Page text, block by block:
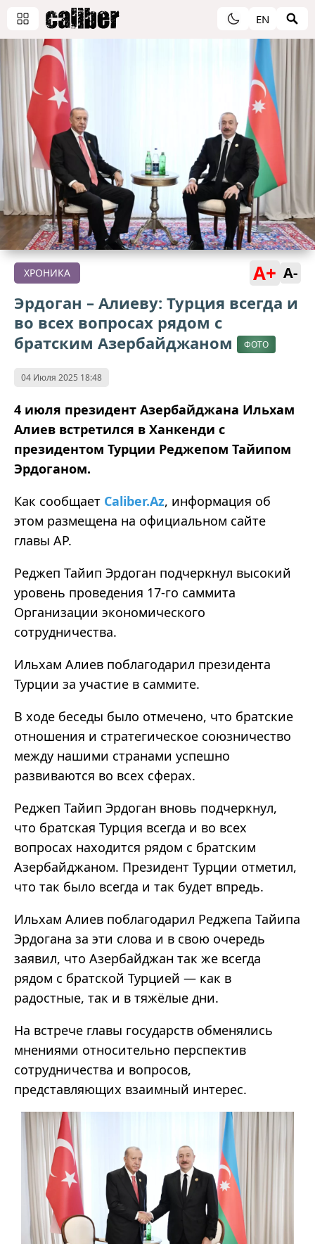
EN
ХРОНИКА A+ A-
Эрдоган – Алиеву: Турция всегда и
во всех вопросах рядом с
братским Азербайджаном
ФОТО
04 Июля 2025 18:48
4 июля президент Азербайджана Ильхам
Алиев встретился в Ханкенди с
президентом Турции Реджепом Тайипом
Эрдоганом.
Как сообщает Caliber.Az, информация об
этом размещена на официальном сайте
главы АР.
Реджеп Тайип Эрдоган подчеркнул высокий
уровень проведения 17-го саммита
Организации экономического
сотрудничества.
Ильхам Алиев поблагодарил президента
Турции за участие в саммите.
В ходе беседы было отмечено, что братские
отношения и стратегическое союзничество
между нашими странами успешно
развиваются во всех сферах.
Реджеп Тайип Эрдоган вновь подчеркнул,
что братская Турция всегда и во всех
вопросах находится рядом с братским
Азербайджаном. Президент Турции отметил,
что так было всегда и так будет впредь.
Ильхам Алиев поблагодарил Реджепа Тайипа
Эрдогана за эти слова и в свою очередь
заявил, что Азербайджан так же всегда
рядом с братской Турцией — как в
радостные, так и в тяжёлые дни.
На встрече главы государств обменялись
мнениями относительно перспектив
сотрудничества и вопросов,
представляющих взаимный интерес.